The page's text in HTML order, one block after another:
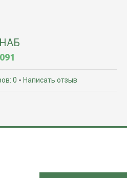
0 - Написать отзыв